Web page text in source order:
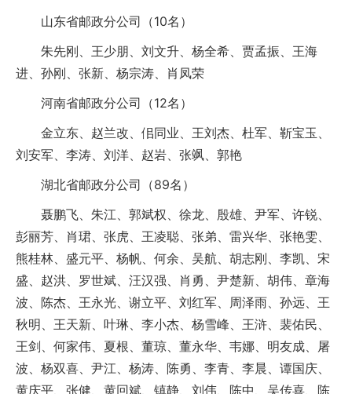
山东省邮政分公司（10名）
朱先刚、王少朋、刘文升、杨全希、贾孟振、王海
进、孙刚、张新、杨宗涛、肖凤荣
河南省邮政分公司（12名）
金立东、赵兰改、佀同业、王刘杰、杜军、靳宝玉、
刘安军、李涛、刘洋、赵岩、张飒、郭艳
湖北省邮政分公司（89名）
聂鹏飞、朱江、郭斌权、徐龙、殷雄、尹军、许锐、
彭丽芳、肖珺、张虎、王凌聪、张弟、雷兴华、张艳雯、
熊桂林、盛元平、杨帆、何余、吴航、胡志刚、李凯、宋
盛、赵洪、罗世斌、汪汉强、肖勇、尹楚新、胡伟、章海
波、陈杰、王永光、谢立平、刘红军、周泽雨、孙远、王
秋明、王天新、叶琳、李小杰、杨雪峰、王浒、裴佑民、
王剑、何家伟、夏根、董琼、董永华、韦娜、明友成、屠
波、杨双喜、尹江、杨涛、陈勇、李青、李晨、谭国庆、
黄庆平、张健、黄回斌、镇静、刘伟、陈中、吴传喜、陈